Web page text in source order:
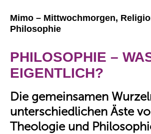
Mimo – Mittwochmorgen,
Philosophie
PHILOSOPHIE –
EIGENTLICH?
Die gemeinsamen
unterschiedlichen Äste
Theologie und